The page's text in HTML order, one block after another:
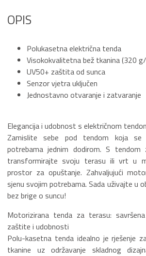
OPIS
Polukasetna električna tenda
Visokokvalitetna bež tkanina (320
UV50+ zaštita od sunca
Senzor vjetra uključen
Jednostavno otvaranje i zatvaranje
Elegancija i udobnost s električnom
Zamislite sebe pod tendom koja se
potrebama jednim dodirom. S tendom
transformirajte svoju terasu ili vrt u
prostor za opuštanje. Zahvaljujući
sjenu svojim potrebama. Sada uživajte u
bez brige o suncu!
Motorizirana tenda za terasu:
zaštite i udobnosti
Polu-kasetna tenda idealno je rješenje
tkanine uz održavanje skladnog